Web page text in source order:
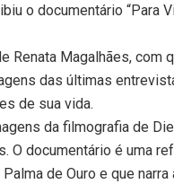
o documentário “Para
Renata Magalhães, com
das últimas
de sua vida.
da filmografia de
documentário é uma
de Ouro e que